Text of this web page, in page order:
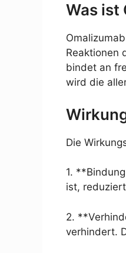
Was ist
Reaktionen
bindet an
wird die
Die
1.
ist,
2.
verhindert.